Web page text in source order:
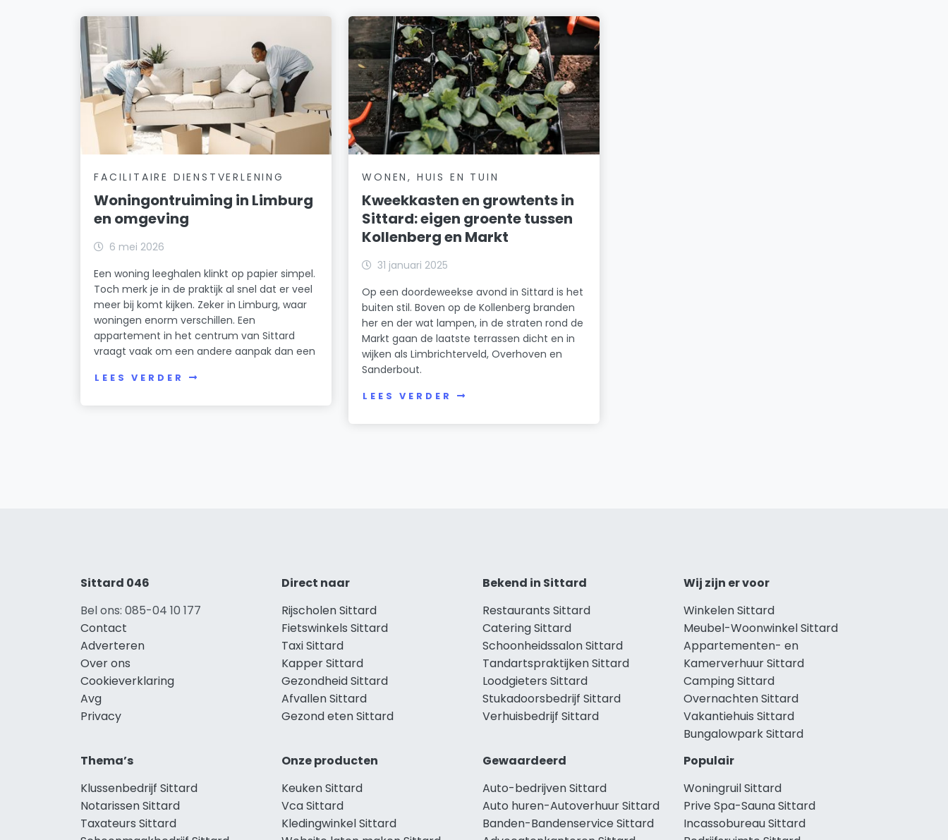
FACILITAIRE DIENSTVERLENING
Woningontruiming in Limburg
en omgeving
6 mei 2026
Een woning leeghalen klinkt op papier simpel.
Toch merk je in de praktijk al snel dat er veel
meer bij komt kijken. Zeker in Limburg, waar
woningen enorm verschillen. Een
appartement in het centrum van Sittard
vraagt vaak om een andere aanpak dan een
LEES VERDER
WONEN, HUIS EN TUIN
Kweekkasten en growtents in
Sittard: eigen groente tussen
Kollenberg en Markt
31 januari 2025
Op een doordeweekse avond in Sittard is het
buiten stil. Boven op de Kollenberg branden
her en der wat lampen, in de straten rond de
Markt gaan de laatste terrassen dicht en in
wijken als Limbrichterveld, Overhoven en
Sanderbout.
LEES VERDER
Sittard 046
Bel ons: 085-04 10 177
Contact
Adverteren
Over ons
Cookieverklaring
Avg
Privacy
Direct naar
Rijscholen Sittard
Fietswinkels Sittard
Taxi Sittard
Kapper Sittard
Gezondheid Sittard
Afvallen Sittard
Gezond eten Sittard
Bekend in Sittard
Restaurants Sittard
Catering Sittard
Schoonheidssalon Sittard
Tandartspraktijken Sittard
Loodgieters Sittard
Stukadoorsbedrijf Sittard
Verhuisbedrijf Sittard
Wij zijn er voor
Winkelen Sittard
Meubel-Woonwinkel Sittard
Appartementen- en
Kamerverhuur Sittard
Camping Sittard
Overnachten Sittard
Vakantiehuis Sittard
Bungalowpark Sittard
Thema’s
Klussenbedrijf Sittard
Notarissen Sittard
Taxateurs Sittard
Onze producten
Keuken Sittard
Vca Sittard
Kledingwinkel Sittard
Gewaardeerd
Auto-bedrijven Sittard
Auto huren-Autoverhuur Sittard
Banden-Bandenservice Sittard
Populair
Woningruil Sittard
Prive Spa-Sauna Sittard
Incassobureau Sittard